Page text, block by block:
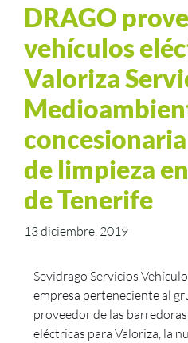
DRAGO
vehículos
Valoriza
de limpieza
de Tenerife
13 diciembre, 2019
Sevidrago Servicios
empresa perteneciente al
proveedor de las
eléctricas para Valoriza, la